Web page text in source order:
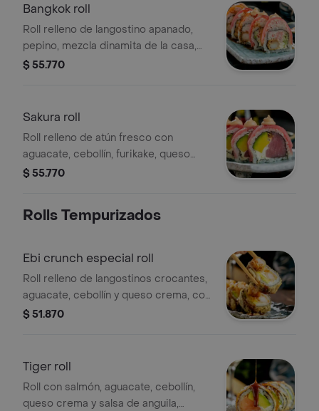
Bangkok roll
Roll relleno de langostino apanado,
pepino, mezcla dinamita de la casa,
queso crema, topping de mezcla
$ 55.770
Sakura roll
Roll relleno de atún fresco con
aguacate, cebollín, furikake, queso
crema, topping de atún fresco y salsa
$ 55.770
Rolls Tempurizados
Ebi crunch especial roll
Roll relleno de langostinos crocantes,
aguacate, cebollín y queso crema, con
topping de langostinos al panko,
$ 51.870
Tiger roll
Roll con salmón, aguacate, cebollín,
queso crema y salsa de anguila,